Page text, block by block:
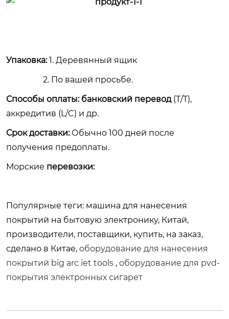
Упаковка:1. Деревянный ящик
2. По вашей просьбе.
Способы оплаты: банковский перевод(T/T),
аккредитив (L/C) и др.
Срок доставки:Обычно 100 дней после
получения предоплаты.
Морские перевозки:
Популярные теги: машина для нанесения
покрытий на бытовую электронику, Китай,
производители, поставщики, купить, на заказ,
сделано в Китае, оборудование для нанесения
покрытий big arc iet tools , оборудование для pvd-
покрытия электронных сигарет